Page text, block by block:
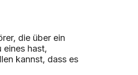
die über ein
eines hast,
kannst, dass es